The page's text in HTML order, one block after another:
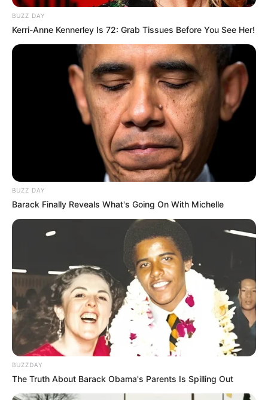
Schwarzlichthelden Minigolf Frankfurt - Ihr sucht
Kindergeburtstag? Dann ist Schwarzlichthelden
Minigolf in Frankfurt genau das Richtige! Hier
tauchen die Kids in eine faszinierende Schwarzlicht-
Welt ein, die mit bunten 3D-Graffiti und interaktiven
Überraschungen begeistert. Auf zwei Etagen
erwartet euch ein Minigolf-Abenteuer der
besonderen Art: Hindernisse, die nur mit einer 3D-
Brille sichtbar sind, leuchtende Kunstwerke und
sogar bewegliche Flipper-Elemente sorgen für jede
Menge Spaß. Die Kinder spielen sich durch
spannende Themenwelten, treffen auf Monster und
UFOs und erleben eine fantasievolle Mission voller
Action. Schwarzlicht-Minigolf ist wetterunabhängig,
ideal für Kinder ab 6 Jahren und begeistert auch
Erwachsene – so können Eltern, Großeltern oder
ältere Geschwister direkt mitspielen. Die
Geburtstagsfeier kann individuell gestaltet werden,
und mit einer vorherigen Reservierung sichert ihr
euch die besten Plätze für einen gelungenen Tag.
Mehr Infos und Buchung unter:
https://www.schwarzlichthelden.de/kindergeburtstag-
in-frankfurt/ Macht den nächsten Kindergeburtstag
zu einem leuchtenden Abenteuer – wir freuen uns
auf euch! Informationen unter
thelden.de/kindergeburtstag-in-frankfurt/.
Eingetragen von Tim Schieferstein.
BUZZ DAY
Kerri-Anne Kennerley Is 72: Grab Tissues Before You See Her!
BUZZ DAY
Barack Finally Reveals What's Going On With Michelle
BUZZDAY
The Truth About Barack Obama's Parents Is Spilling Out